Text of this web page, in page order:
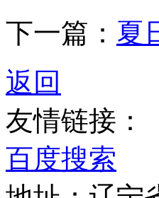
下一篇： 夏
返回
友情链接：
百度搜索